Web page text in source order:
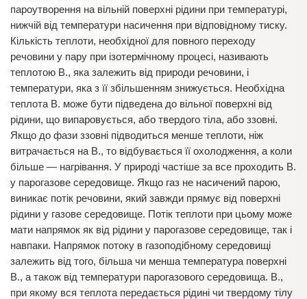
пароутворення на вільній поверхні рідини при температурі,
нижчій від температури насичення при відповідному тиску.
Кількість теплоти, необхідної для повного переходу
речовини у пару при ізотермічному процесі, називають
теплотою В., яка залежить від природи речовини, і
температури, яка з її збільшенням знижується. Необхідна
теплота В. може бути підведена до вільної поверхні від
рідини, що випаровується, або твердого тіла, або ззовні.
Якщо до фази ззовні підводиться менше теплоти, ніж
витрачається на В., то відбувається її охолодження, а коли
більше — нагрівання. У природі частіше за все проходить В.
у парогазове середовище. Якщо газ не насичений парою,
виникає потік речовини, який завжди прямує від поверхні
рідини у газове середовище. Потік теплоти при цьому може
мати напрямок як від рідини у парогазове середовище, так і
навпаки. Напрямок потоку в газоподібному середовищі
залежить від того, більша чи менша температура поверхні
В., а також від температури парогазового середовища. В.,
при якому вся теплота передається рідині чи твердому тілу